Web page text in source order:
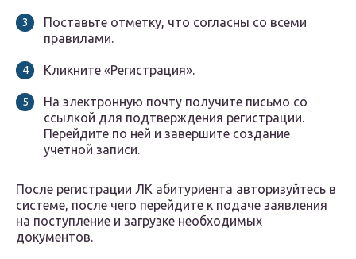
Поставьте отметку, что согласны со всеми
правилами.
Кликните «Регистрация».
На электронную почту получите письмо со
ссылкой для подтверждения регистрации.
Перейдите по ней и завершите создание
учетной записи.
После регистрации ЛК абитуриента авторизуйтесь в
системе, после чего перейдите к подаче заявления
на поступление и загрузке необходимых
документов.